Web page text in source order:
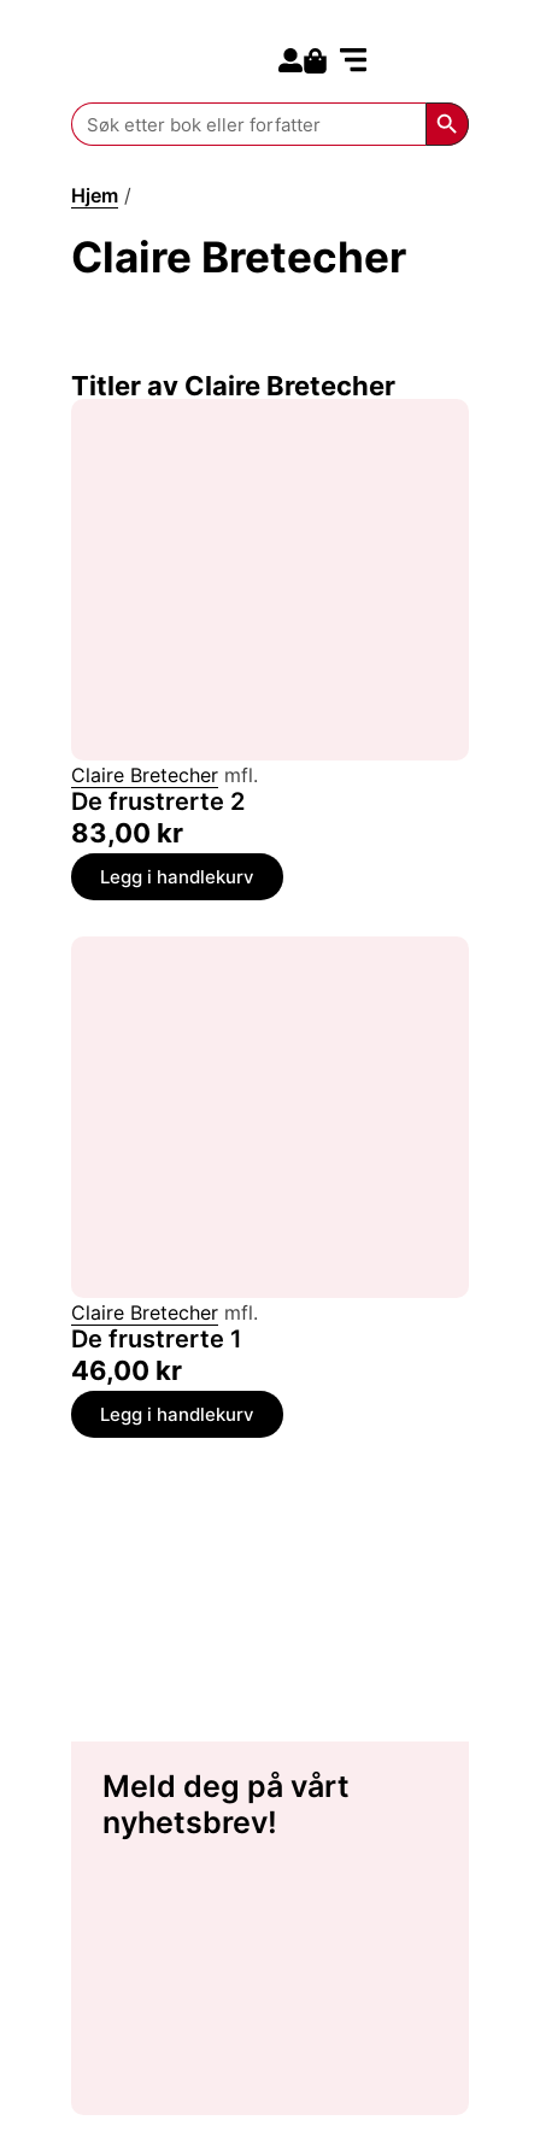
Search
for:
Search
Hjem /
Claire Bretecher
Titler av Claire Bretecher
Claire Bretecher mfl.
De frustrerte 2
83,00 kr
Legg i handlekurv
Claire Bretecher mfl.
De frustrerte 1
46,00 kr
Legg i handlekurv
Meld deg på vårt
nyhetsbrev!